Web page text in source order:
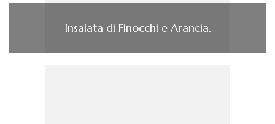
Insalata di Finocchi e Arancia.